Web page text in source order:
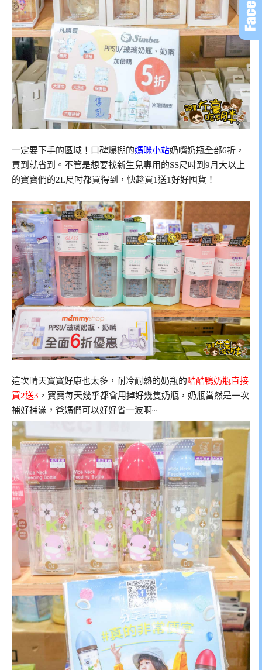
一定要下手的區域！口碑爆棚的媽咪小站奶嘴奶瓶全部6折，
買到就省到。不管是想要找新生兒專用的SS尺吋到9月大以上
的寶寶們的2L尺吋都買得到，快趁買1送1好好囤貨！
這次晴天寶寶好康也太多，耐冷耐熱的奶瓶的酷酷鴨奶瓶直接
買2送3 ，寶寶每天幾乎都會用掉好幾隻奶瓶，奶瓶當然是一次
補好補滿，爸媽們可以好好省一波啊~